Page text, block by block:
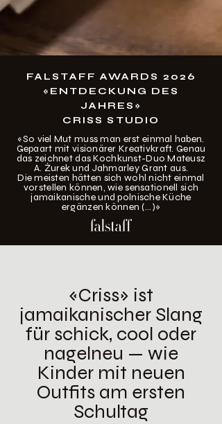
FALSTAFF AWARDS 2026
«ENTDECKUNG DES
JAHRES»
CRISS STUDIO
«So viel Mut muss man erst einmal haben.
Gepaart mit visionärer Kreativkraft. Genau
das zeichnet das Kochkunst-Duo Mateusz
A. Żurek und Jahmarley Grant aus.
Die meisten hätten sich wohl nicht einmal
vorstellen können, wie sensationell sich
jamaikanische und polnische Küche
ergänzen können (...)»
«Criss» ist
jamaikanischer Slang
für schick, cool oder
nagelneu — wie
Kinder mit neuen
Outfits am ersten
Schultag